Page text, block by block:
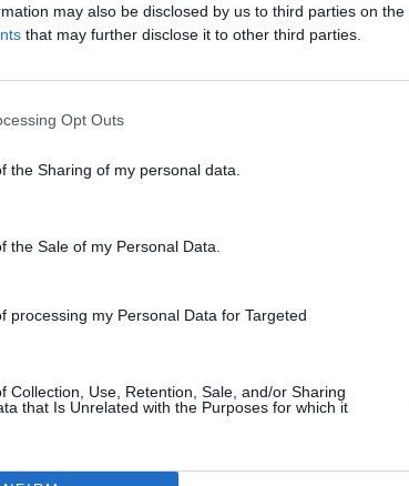
may also be disclosed by us to third parties on the
that may further disclose it to other third parties.
Opt Outs
the Sharing of my personal data.
the Sale of my Personal Data.
processing my Personal Data for Targeted
Collection, Use, Retention, Sale, and/or Sharing
that Is Unrelated with the Purposes for which it